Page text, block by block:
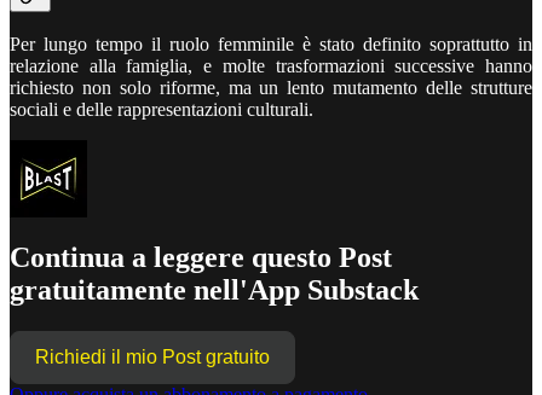
Per lungo tempo il ruolo femminile è stato definito soprattutto in
relazione alla famiglia, e molte trasformazioni successive hanno
richiesto non solo riforme, ma un lento mutamento delle strutture
sociali e delle rappresentazioni culturali.
Continua a leggere questo Post
gratuitamente nell'App Substack
Richiedi il mio Post gratuito